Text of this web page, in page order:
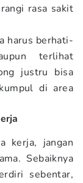
rasa sakit
harus berhati-
terlihat
justru bisa
di area
kerja, jangan
Sebaiknya
sebentar,